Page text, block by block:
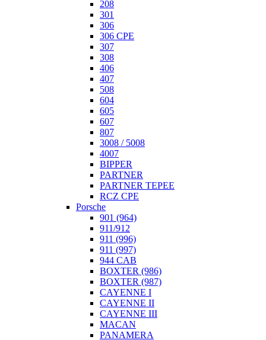
208
301
306
306 CPE
307
308
406
407
508
604
605
607
807
3008 / 5008
4007
BIPPER
PARTNER
PARTNER TEPEE
RCZ CPE
Porsche
901 (964)
911/912
911 (996)
911 (997)
944 CAB
BOXTER (986)
BOXTER (987)
CAYENNE I
CAYENNE II
CAYENNE III
MACAN
PANAMERA